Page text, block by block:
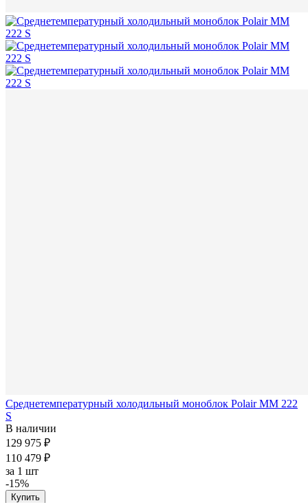
Среднетемпературный холодильный моноблок Polair MM 222
S
В наличии
129 975 ₽
110 479 ₽
за 1 шт
-15%
Купить